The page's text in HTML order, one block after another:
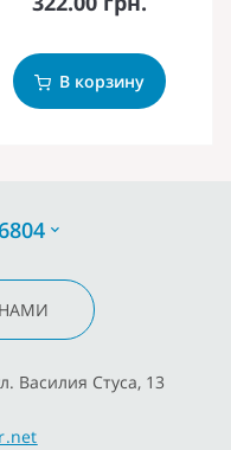
В корзину
Василия Стуса, 13